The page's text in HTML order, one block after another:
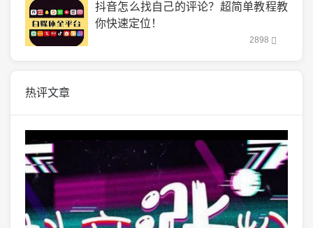
抖音怎么找自己的评论？超简单教程教
你快速定位！
2898
热评文章